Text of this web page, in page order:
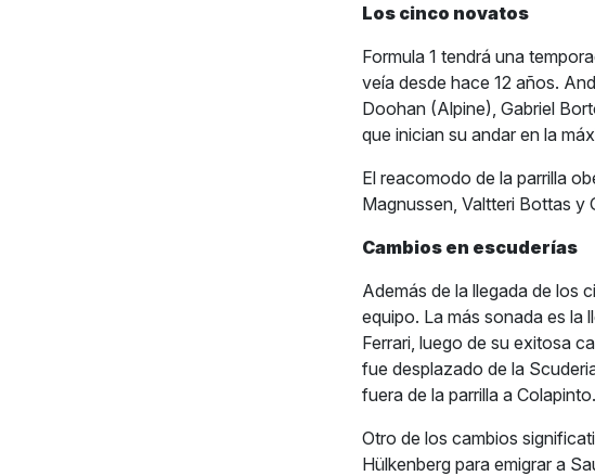
Los cinco novatos
Formula 1 tendrá una
veía desde hace 12 años.
Doohan (Alpine), Gabriel
que inician su andar en la
El reacomodo de la parrilla
Magnussen, Valtteri Bottas y
Cambios en escuderías
Además de la llegada de los
equipo. La más sonada es la
Ferrari, luego de su exitosa
fue desplazado de la
fuera de la parrilla a Colapinto.
Otro de los cambios
Hülkenberg para emigrar a